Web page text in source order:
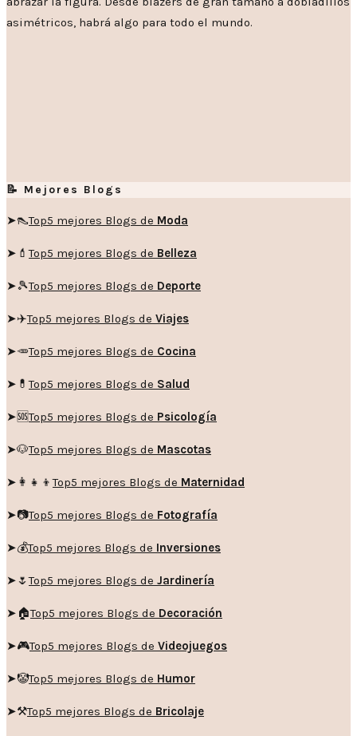
asimétricos, habrá algo para todo el mundo.
📝 Mejores Blogs
➤👠Top5 mejores Blogs de Moda
➤💄Top5 mejores Blogs de Belleza
➤🎾Top5 mejores Blogs de Deporte
➤✈️Top5 mejores Blogs de Viajes
➤🥕Top5 mejores Blogs de Cocina
➤💊Top5 mejores Blogs de Salud
➤🆘Top5 mejores Blogs de Psicología
➤🐶Top5 mejores Blogs de Mascotas
➤👩‍👧‍👦Top5 mejores Blogs de Maternidad
➤📷Top5 mejores Blogs de Fotografía
➤💰Top5 mejores Blogs de Inversiones
➤🌷Top5 mejores Blogs de Jardinería
➤🏠Top5 mejores Blogs de Decoración
➤🎮Top5 mejores Blogs de Videojuegos
➤🤡Top5 mejores Blogs de Humor
➤⚒️Top5 mejores Blogs de Bricolaje